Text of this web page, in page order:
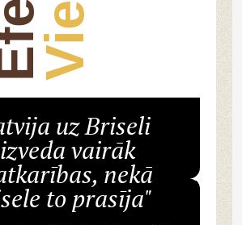
uz Briseli
vairāk
nekā
to prasīja"